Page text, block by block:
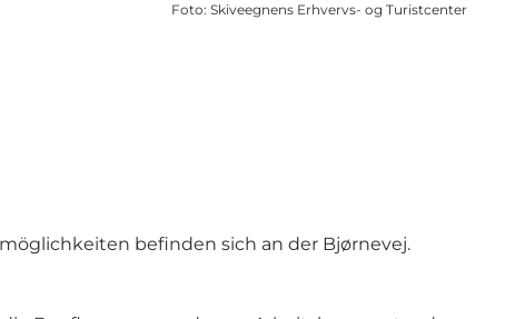
Foto: Skiveegnens Erhvervs- og Turistcenter
befinden sich an der Bjørnevej.